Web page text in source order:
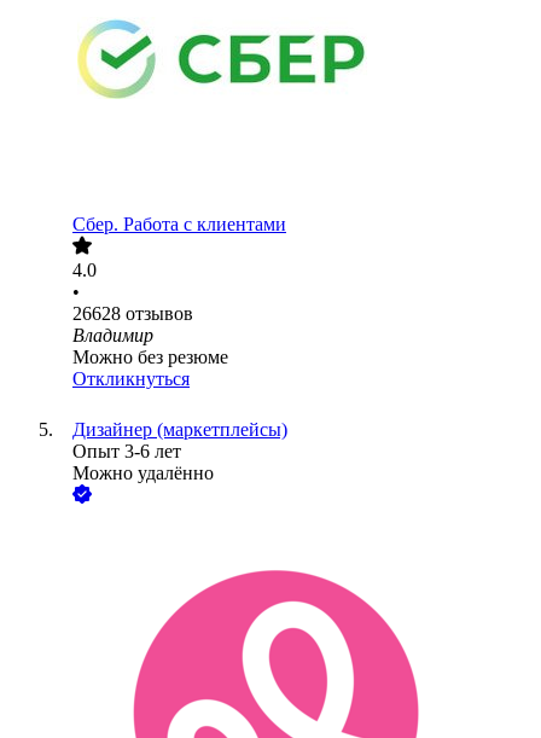
Сбер. Работа с клиентами
4.0
•
26628 отзывов
Владимир
Можно без резюме
Откликнуться
Дизайнер (маркетплейсы)
Опыт 3-6 лет
Можно удалённо